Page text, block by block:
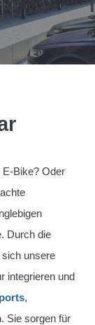
Bike? Oder
. Durch die
unsere
integrieren und
,
Sie sorgen für